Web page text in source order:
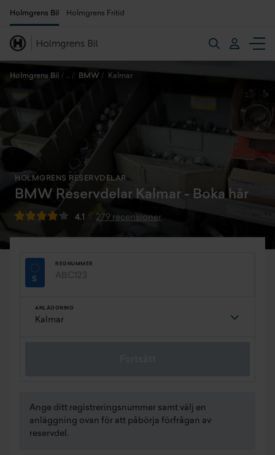
Holmgrens Bil Holmgrens Fritid
Holmgrens Bil BMW Kalmar
HOLMGRENS RESERVDELAR
BMW Reservdelar Kalmar - Boka här
4.1 279 recensioner
REGNUMMER
ANLÄGGNING
Ange ditt registreringsnummer samt välj en
anläggning ovan för att påbörja förfrågan av
reservdel.